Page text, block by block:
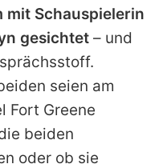
mit Schauspielerin
gesichtet – und
seien am
Fort Greene
beiden
oder ob sie